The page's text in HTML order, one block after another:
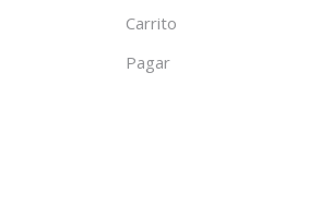
Carrito
Pagar